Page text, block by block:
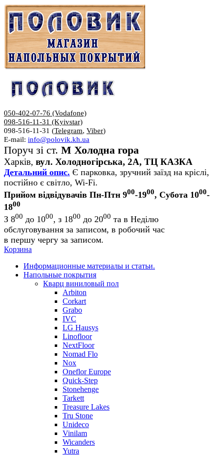
050-402-07-76 (Vodafone)
098-516-11-31 (Kyivstar)
098-516-11-31 (Telegram, Viber)
E-mail: info@polovik.kh.ua
Поруч зі ст. М Холодна гора
Харків, вул. Холодногірська, 2А, ТЦ КАЗКА
Детальний опис. Є парковка, зручний заїзд на кріслі,
постійно є світло, Wi-Fi.
Прийом відвідувачів Пн-Птн 900-1900, Субота 1000-
1800
З 800 до 1000, з 1800 до 2000 та в Неділю
обслуговування за записом, в робочий час
в першу чергу за записом.
Корзина
Информационные материалы и статьи.
Напольные покрытия
Кварц виниловый пол
Arbiton
Corkart
Grabo
IVC
LG Hausys
Linofloor
NextFloor
Nomad Flo
Nox
Oneflor Europe
Quick-Step
Stonehenge
Tarkett
Treasure Lakes
Tru Stone
Unideco
Vinilam
Wicanders
Yutra